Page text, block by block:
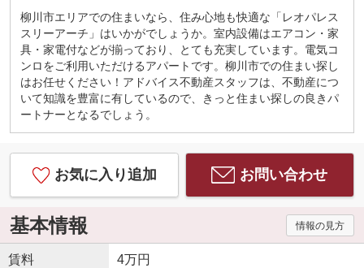
柳川市エリアでの住まいなら、住み心地も快適な「レオパレス
スリーアーチ」はいかがでしょうか。室内設備はエアコン・家
具・家電付などが揃っており、とても充実しています。電気コ
ンロをご利用いただけるアパートです。柳川市での住まい探し
はお任せください！アドバイス不動産スタッフは、不動産につ
いて知識を豊富に有しているので、きっと住まい探しの良きパ
ートナーとなるでしょう。
お気に入り追加 お問い合わせ
基本情報 情報の見方
賃料 4万円